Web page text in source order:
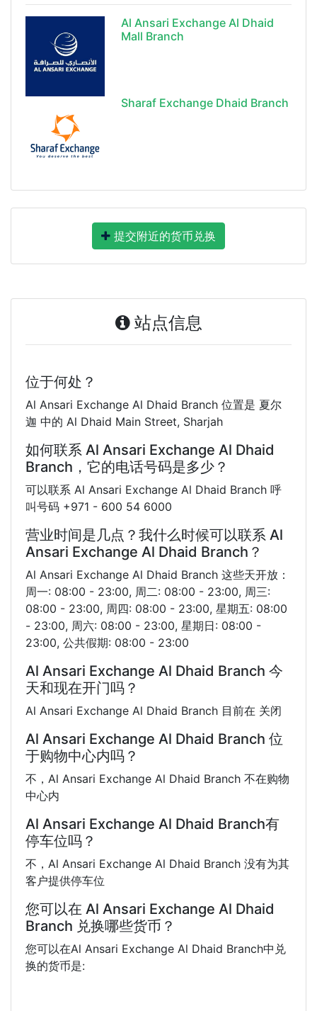
Al Ansari Exchange Al Dhaid
Mall Branch
Sharaf Exchange Dhaid Branch
提交附近的货币兑换
站点信息
位于何处？
Al Ansari Exchange Al Dhaid Branch 位置是 夏尔
迦 中的 Al Dhaid Main Street, Sharjah
如何联系 Al Ansari Exchange Al Dhaid
Branch，它的电话号码是多少？
可以联系 Al Ansari Exchange Al Dhaid Branch 呼
叫号码 +971 - 600 54 6000
营业时间是几点？我什么时候可以联系 Al
Ansari Exchange Al Dhaid Branch？
Al Ansari Exchange Al Dhaid Branch 这些天开放：
周一: 08:00 - 23:00, 周二: 08:00 - 23:00, 周三:
08:00 - 23:00, 周四: 08:00 - 23:00, 星期五: 08:00
- 23:00, 周六: 08:00 - 23:00, 星期日: 08:00 -
23:00, 公共假期: 08:00 - 23:00
Al Ansari Exchange Al Dhaid Branch 今
天和现在开门吗？
Al Ansari Exchange Al Dhaid Branch 目前在 关闭
Al Ansari Exchange Al Dhaid Branch 位
于购物中心内吗？
不，Al Ansari Exchange Al Dhaid Branch 不在购物
中心内
Al Ansari Exchange Al Dhaid Branch有
停车位吗？
不，Al Ansari Exchange Al Dhaid Branch 没有为其
客户提供停车位
您可以在 Al Ansari Exchange Al Dhaid
Branch 兑换哪些货币？
您可以在Al Ansari Exchange Al Dhaid Branch中兑
换的货币是: